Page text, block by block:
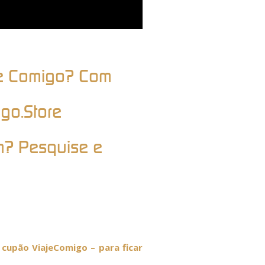
Com
Pesquise e
ViajeComigo – para ficar